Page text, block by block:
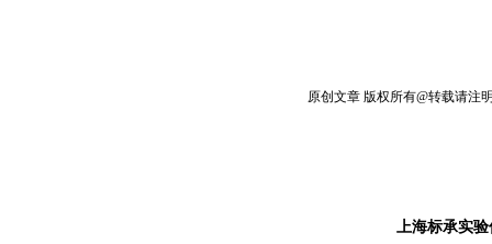
原创文章 版权所有@转载请注
上海标承实